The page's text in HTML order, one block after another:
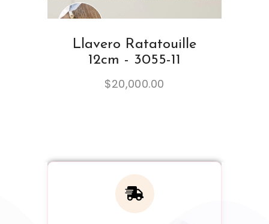
Llavero Ratatouille
12cm - 3055-11
$20,000.00